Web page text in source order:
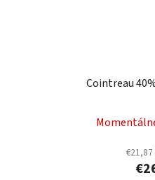
Cointreau
€21,87